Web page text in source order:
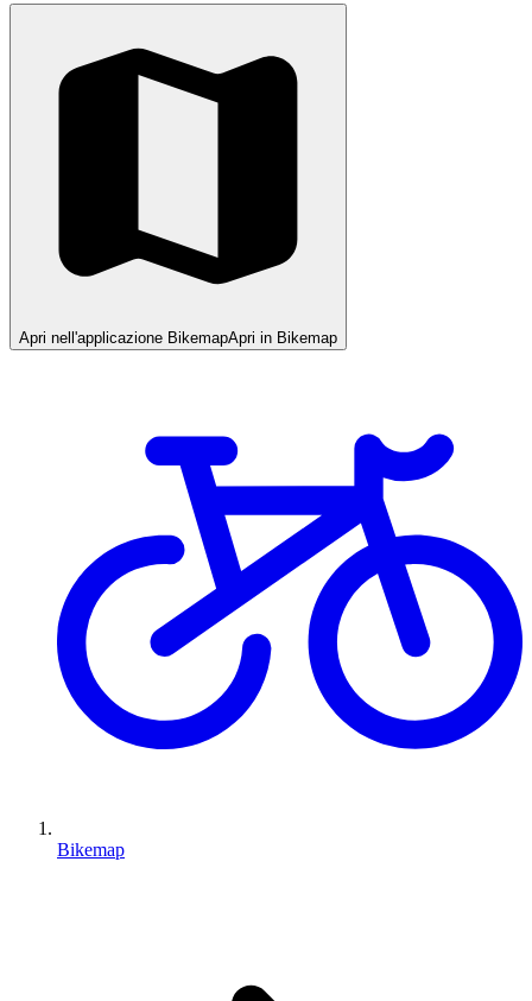
Apri nell'applicazione BikemapApri in Bikemap
Bikemap